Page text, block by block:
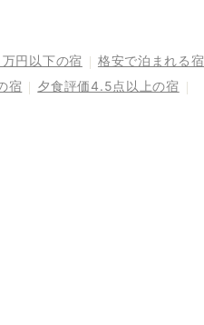
円以下の宿
格安で泊まれる宿
宿
夕食評価4.5点以上の宿